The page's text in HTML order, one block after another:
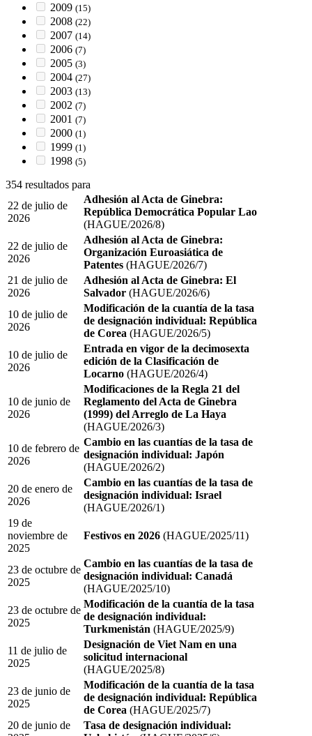
2009 (15)
2008 (22)
2007 (14)
2006 (7)
2005 (3)
2004 (27)
2003 (13)
2002 (7)
2001 (7)
2000 (1)
1999 (1)
1998 (5)
354 resultados para
22 de julio de
2026
Adhesión al Acta de Ginebra:
República Democrática Popular Lao
(HAGUE/2026/8)
22 de julio de
2026
Adhesión al Acta de Ginebra:
Organización Euroasiática de
Patentes (HAGUE/2026/7)
21 de julio de
2026
Adhesión al Acta de Ginebra: El
Salvador (HAGUE/2026/6)
10 de julio de
2026
Modificación de la cuantía de la tasa
de designación individual: República
de Corea (HAGUE/2026/5)
10 de julio de
2026
Entrada en vigor de la decimosexta
edición de la Clasificación de
Locarno (HAGUE/2026/4)
10 de junio de
2026
Modificaciones de la Regla 21 del
Reglamento del Acta de Ginebra
(1999) del Arreglo de La Haya
(HAGUE/2026/3)
10 de febrero de
2026
Cambio en las cuantías de la tasa de
designación individual: Japón
(HAGUE/2026/2)
20 de enero de
2026
Cambio en las cuantías de la tasa de
designación individual: Israel
(HAGUE/2026/1)
19 de
noviembre de
2025
Festivos en 2026 (HAGUE/2025/11)
23 de octubre de
2025
Cambio en las cuantías de la tasa de
designación individual: Canadá
(HAGUE/2025/10)
23 de octubre de
2025
Modificación de la cuantía de la tasa
de designación individual:
Turkmenistán (HAGUE/2025/9)
11 de julio de
2025
Designación de Viet Nam en una
solicitud internacional
(HAGUE/2025/8)
23 de junio de
2025
Modificación de la cuantía de la tasa
de designación individual: República
de Corea (HAGUE/2025/7)
20 de junio de
Tasa de designación individual: